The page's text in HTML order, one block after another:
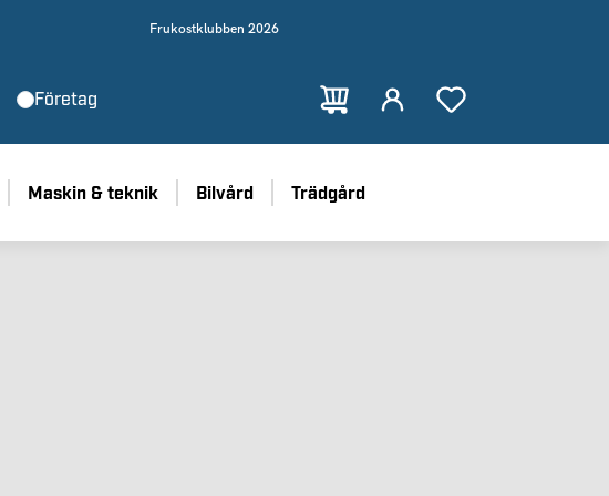
Frukostklubben 2026
Företag
Maskin & teknik Bilvård Trädgård